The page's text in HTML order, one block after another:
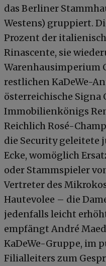
das Berliner
Westens) gruppiert.
Prozent der
Rinascente, sie
Warenhausimperium
restlichen KaDeWe-
österreichische Signa
Immobilienkönigs
Reichlich Rosé-
die Security geleitete
Ecke, womöglich
oder Stammspieler
Vertreter des
Hautevolee – die
jedenfalls leicht
empfängt André
KaDeWe-Gruppe, im
Filialleiters zum